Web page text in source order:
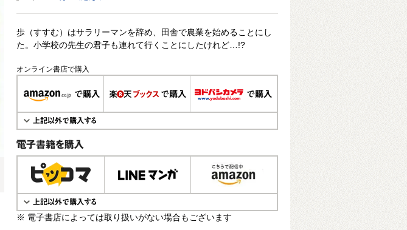
歩（すすむ）はサラリーマンを辞め、田舎で農業を始めることにし
た。小学校の先生の君子も連れて行くことにしたけれど…!?
オンライン書店で購入
電子書籍で購入
※ 電子書店によっては取り扱いがない場合もございます